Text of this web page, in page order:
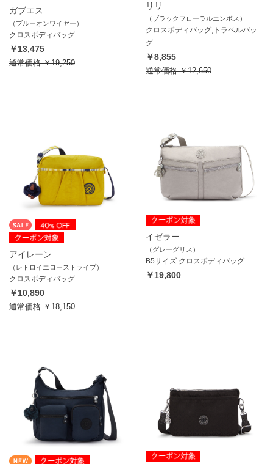
ガブエス
（ブルーオンワイヤー）
クロスボディバッグ
￥13,475
通常価格￥19,250
リリ
（ブラックフローラルエンボス）
クロスボディバッグ,トラベルバッ
グ
￥8,855
通常価格￥12,650
アイレーン
（レトロイエローストライプ）
クロスボディバッグ
￥10,890
通常価格￥18,150
イゼラー
（グレーグリス）
B5サイズ クロスボディバッグ
￥19,800